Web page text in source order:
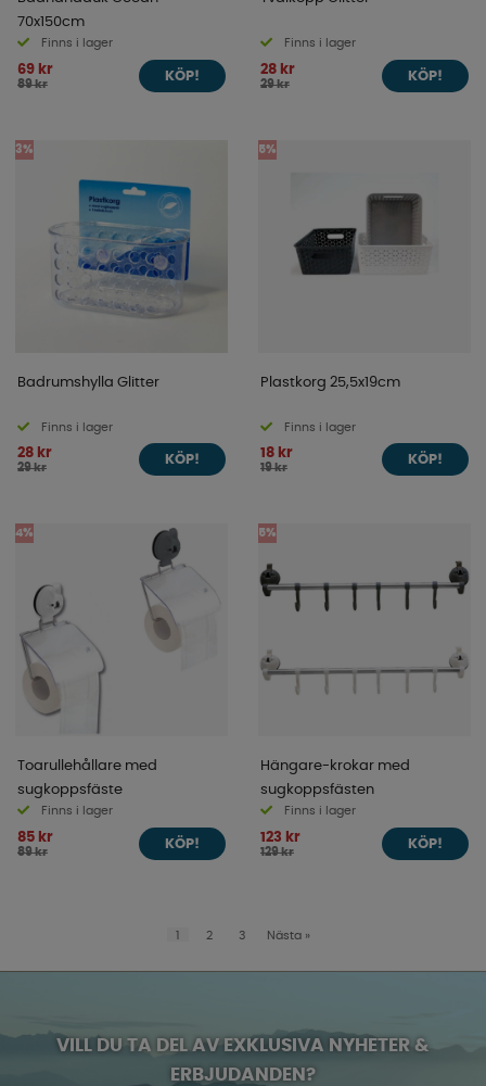
70x150cm
Finns i lager
69 kr
89 kr
KÖP!
Finns i lager
28 kr
29 kr
KÖP!
3%
Badrumshylla Glitter
Finns i lager
28 kr
29 kr
KÖP!
5%
Plastkorg 25,5x19cm
Finns i lager
18 kr
19 kr
KÖP!
4%
Toarullehållare med
sugkoppsfäste
Finns i lager
85 kr
89 kr
KÖP!
5%
Hängare-krokar med
sugkoppsfästen
Finns i lager
123 kr
129 kr
KÖP!
1 2 3 Nästa »
VILL DU TA DEL AV EXKLUSIVA NYHETER &
ERBJUDANDEN?